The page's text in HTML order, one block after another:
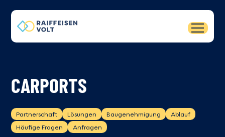
CARPORTS
Partnerschaft Lösungen Baugenehmigung
Ablauf
Häufige Fragen
Anfragen